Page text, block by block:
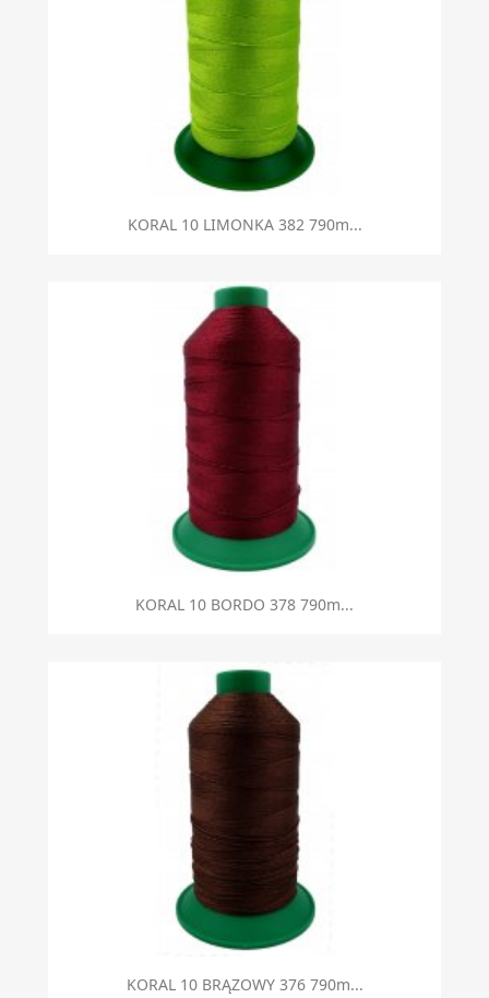
KORAL 10 LIMONKA 382 790m...
KORAL 10 BORDO 378 790m...
KORAL 10 BRĄZOWY 376 790m...